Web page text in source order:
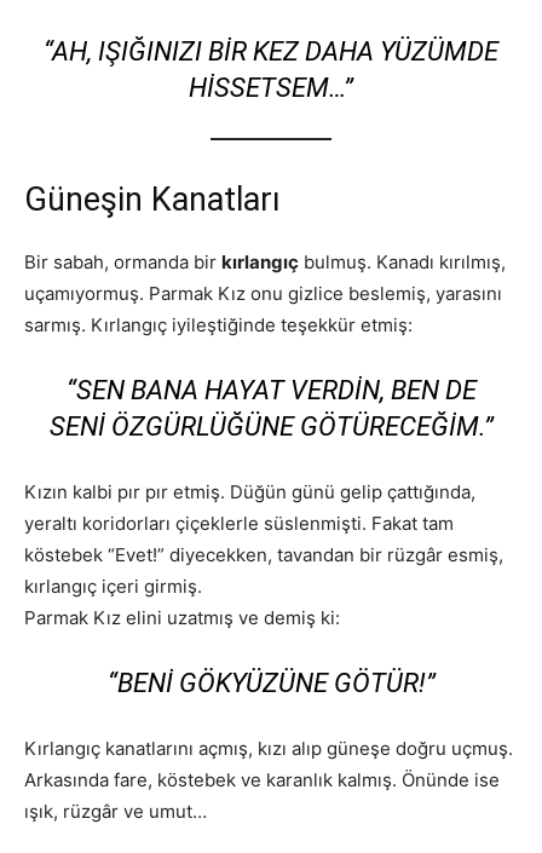
“AH, IŞIĞINIZI BIR KEZ DAHA YÜZÜMDE
HISSETSEM…”
Güneşin Kanatları
Bir sabah, ormanda bir kırlangıç bulmuş. Kanadı kırılmış,
uçamıyormuş. Parmak Kız onu gizlice beslemiş, yarasını
sarmış. Kırlangıç iyileştiğinde teşekkür etmiş:
“SEN BANA HAYAT VERDIN, BEN DE
SENI ÖZGÜRLÜĞÜNE GÖTÜRECEĞIM.”
Kızın kalbi pır pır etmiş. Düğün günü gelip çattığında,
yeraltı koridorları çiçeklerle süslenmişti. Fakat tam
köstebek “Evet!” diyecekken, tavandan bir rüzgâr esmiş,
kırlangıç içeri girmiş.
Parmak Kız elini uzatmış ve demiş ki:
“BENI GÖKYÜZÜNE GÖTÜR!”
Kırlangıç kanatlarını açmış, kızı alıp güneşe doğru uçmuş.
Arkasında fare, köstebek ve karanlık kalmış. Önünde ise
ışık, rüzgâr ve umut…